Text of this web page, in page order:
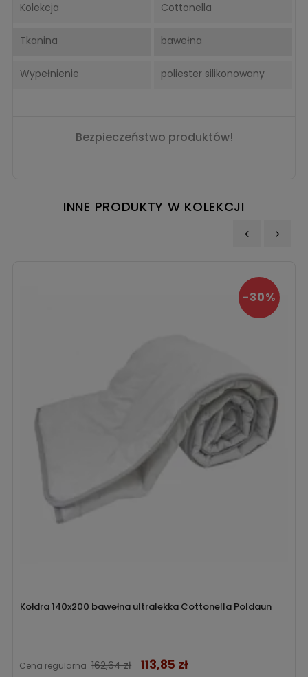
Kolekcja Cottonella
Tkanina bawełna
Wypełnienie poliester silikonowany
Bezpieczeństwo produktów!
INNE PRODUKTY W KOLEKCJI
Kołdra 140x200 bawełna ultralekka Cottonella Poldaun
Cena regularna 162,64 zł
-30%
Cena
113,85 zł